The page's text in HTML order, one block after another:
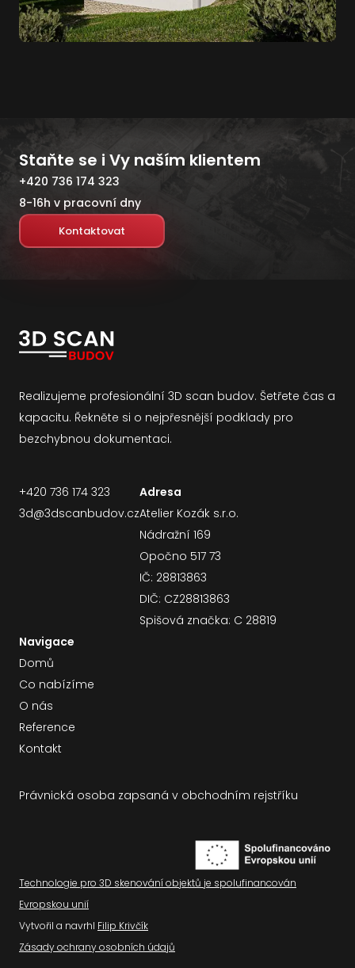
Staňte se i Vy naším klientem
+420 736 174 323
8-16h v pracovní dny
Kontaktovat
Realizujeme profesionální 3D scan budov. Šetřete čas a
kapacitu. Řekněte si o nejpřesnější podklady pro
bezchybnou dokumentaci.
+420 736 174 323
3d@3dscanbudov.cz
Adresa
Atelier Kozák s.r.o.
Nádražní 169
Opočno 517 73
IČ: 28813863
DIČ: CZ28813863
Spišová značka: C 28819
Navigace
Domů
Co nabízíme
O nás
Reference
Kontakt
Právnická osoba zapsaná v obchodním rejstříku
Vytvořil a navrhl Filip Krivčík
Zásady ochrany osobních údajů
Technologie pro 3D skenování objektů je spolufinancován
Evropskou unií